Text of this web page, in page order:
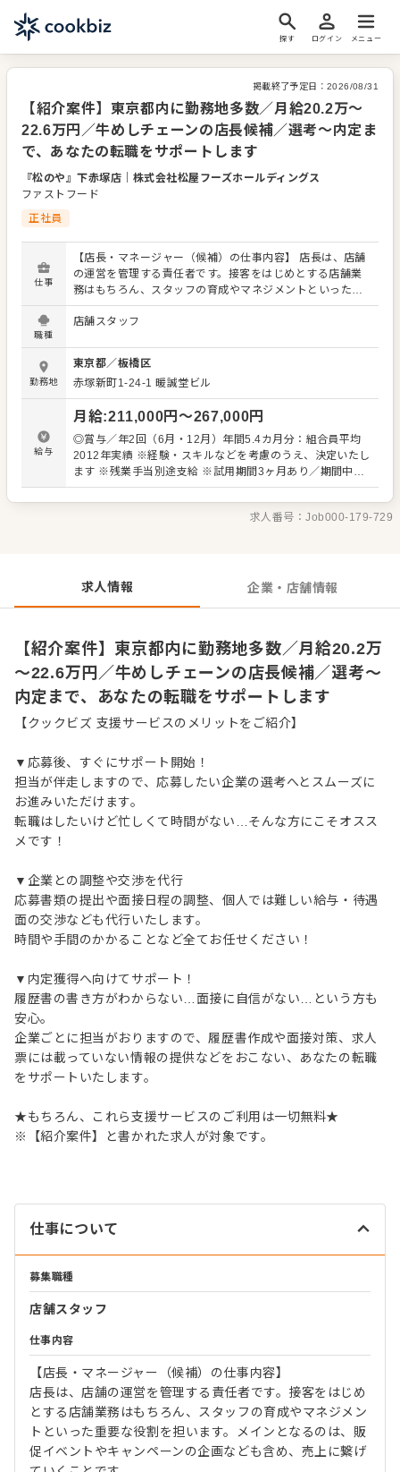
探す ログイン メニュー
掲載終了予定日： 2026/08/31
【紹介案件】東京都内に勤務地多数／月給20.2万～
22.6万円／牛めしチェーンの店長候補／選考～内定ま
で、あなたの転職をサポートします
『松のや』下赤塚店
株式会社松屋フーズホールディングス
ファストフード
正社員
仕事
【店長・マネージャー（候補）の仕事内容】 店長は、店舗
の運営を管理する責任者です。接客をはじめとする店舗業
務はもちろん、スタッフの育成やマネジメントといった重
要な役割を担います。メインとなるのは、販促イベントや
キャンペーンの企画なども含め、売上に繋げていくことで
あなたならではのアイデアを積極的に発信してください。
【具体的には…】 ・ホール、キッチンの全体管理 ・予約管
理、電話対応 ・接客、サービス全般 ・売上管理、在庫管理
・スタッフの育成やマネジメント、シフト管理 など 入社
後はスキルに合わせた業務からお任せしますので、徐々に
仕事の幅を広げていきましょう。成長をしっかりサポート
しますので、経験に関わらず安心してスタートできる環境
です。 ゆくゆくはさらにステップアップなどめざせます。
職種
店舗スタッフ
勤務地
東京都／板橋区
赤塚新町1-24-1 暖誠堂ビル
給与
月給:211,000円〜267,000円
◎賞与／年2回（6月・12月）年間5.4カ月分：組合員平均
2012年実績 ※経験・スキルなどを考慮のうえ、決定いたし
ます ※残業手当別途支給 ※試用期間3ヶ月あり／期間中、
給与など変動はありません 【年収イメージ】 ◆店舗主任
（入社1年目）／年収405万円～ ◆店長就任後／年収480万
円～589万円（賞与 年2回、役職手当を含む） 【給与テー
（手当は別途）
求人番号：Job000-179-729
求人情報 企業・店舗情報
【紹介案件】東京都内に勤務地多数／月給20.2万
～22.6万円／牛めしチェーンの店長候補／選考～
内定まで、あなたの転職をサポートします
【クックビズ 支援サービスのメリットをご紹介】
▼応募後、すぐにサポート開始！
担当が伴走しますので、応募したい企業の選考へとスムーズに
お進みいただけます。
転職はしたいけど忙しくて時間がない…そんな方にこそオスス
メです！
▼企業との調整や交渉を代行
応募書類の提出や面接日程の調整、個人では難しい給与・待遇
面の交渉なども代行いたします。
時間や手間のかかることなど全てお任せください！
▼内定獲得へ向けてサポート！
履歴書の書き方がわからない…面接に自信がない…という方も
安心。
企業ごとに担当がおりますので、履歴書作成や面接対策、求人
票には載っていない情報の提供などをおこない、あなたの転職
をサポートいたします。
★もちろん、これら支援サービスのご利用は一切無料★
※【紹介案件】と書かれた求人が対象です。
仕事について
募集職種
店舗スタッフ
仕事内容
【店長・マネージャー（候補）の仕事内容】
店長は、店舗の運営を管理する責任者です。接客をはじめ
とする店舗業務はもちろん、スタッフの育成やマネジメン
トといった重要な役割を担います。メインとなるのは、販
促イベントやキャンペーンの企画なども含め、売上に繋げ